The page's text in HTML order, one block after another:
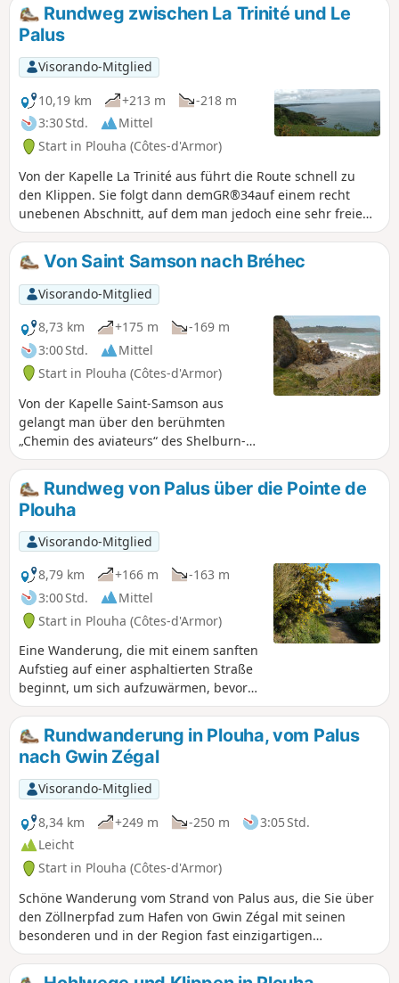
Rundweg zwischen La Trinité und Le
Palus
Visorando-Mitglied
10,19 km
+213 m
-218 m
3:30 Std.
Mittel
Start in Plouha (Côtes-d'Armor)
Von der Kapelle La Trinité aus führt die Route schnell zu
den Klippen. Sie folgt dann demGR®34auf einem recht
unebenen Abschnitt, auf dem man jedoch eine sehr freie
Aussicht (von Bréhat bis Saint-Quay) hat und an dem es
zahlreiche Möglichkeiten für Zwischenstopps gibt. Am
tiefsten Punkt liegen die Strände von Port Moguer und Gwin
zegal, die sehr beliebt sind. Man verlässt denGR®34, bevor
man den Strand von Palus erreicht, und alte Hohlwege
führen zurück zu kleinen Straßen, die durch schöne
„Dörfer” führen, um zum Ausgangspunkt zurückzukehren.
Von Saint Samson nach Bréhec
Visorando-Mitglied
8,73 km
+175 m
-169 m
3:00 Std.
Mittel
Start in Plouha (Côtes-d'Armor)
Von der Kapelle Saint-Samson aus
gelangt man über den berühmten
„Chemin des aviateurs“ des Shelburn-
Netzwerks zum Strand von Brehec.
Rundweg von Palus über die Pointe de
Plouha
Visorando-Mitglied
8,79 km
+166 m
-163 m
3:00 Std.
Mittel
Start in Plouha (Côtes-d'Armor)
Eine Wanderung, die mit einem sanften
Aufstieg auf einer asphaltierten Straße
beginnt, um sich aufzuwärmen, bevor
man dem GR®34 folgt, der etwas
unebener ist. Auf dem letzten Drittel
der Wanderung können Sie einen
atemberaubenden Blick auf das Meer
genießen, wenn Sie an der Pointe de
Plouha (höchste Klippe der Bretagne)
vorbeikommen. Wie jede
Rundwanderung kann auch diese in
umgekehrter Richtung zurückgelegt
werden, um den als problematisch
empfundenen Abstieg über die Treppe
zu vermeiden. In diesem Fall ist jedoch
eine größere Anstrengung erforderlich.
Rundwanderung in Plouha, vom Palus
nach Gwin Zégal
Visorando-Mitglied
8,34 km
+249 m -250 m
3:05 Std.
Leicht
Start in Plouha (Côtes-d'Armor)
Schöne Wanderung vom Strand von Palus aus, die Sie über
den Zöllnerpfad zum Hafen von Gwin Zégal mit seinen
besonderen und in der Region fast einzigartigen
Anlegepfählen führt. Der Weg über die Pointe de Plouha
und Le Pommier bietet Ihnen herrliche Ausblicke auf die